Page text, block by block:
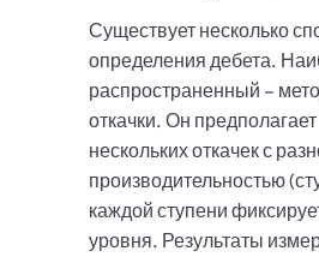
Существует несколько
определения дебета.
распространенный –
откачки. Он
нескольких откачек с
производительностью
каждой ступени
уровня. Результаты